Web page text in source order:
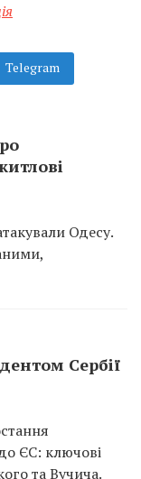
Telegram
Одесу.
Сербії
ЄС: ключові
та Вучича.